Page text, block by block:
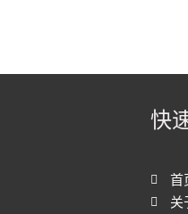
快
首
关